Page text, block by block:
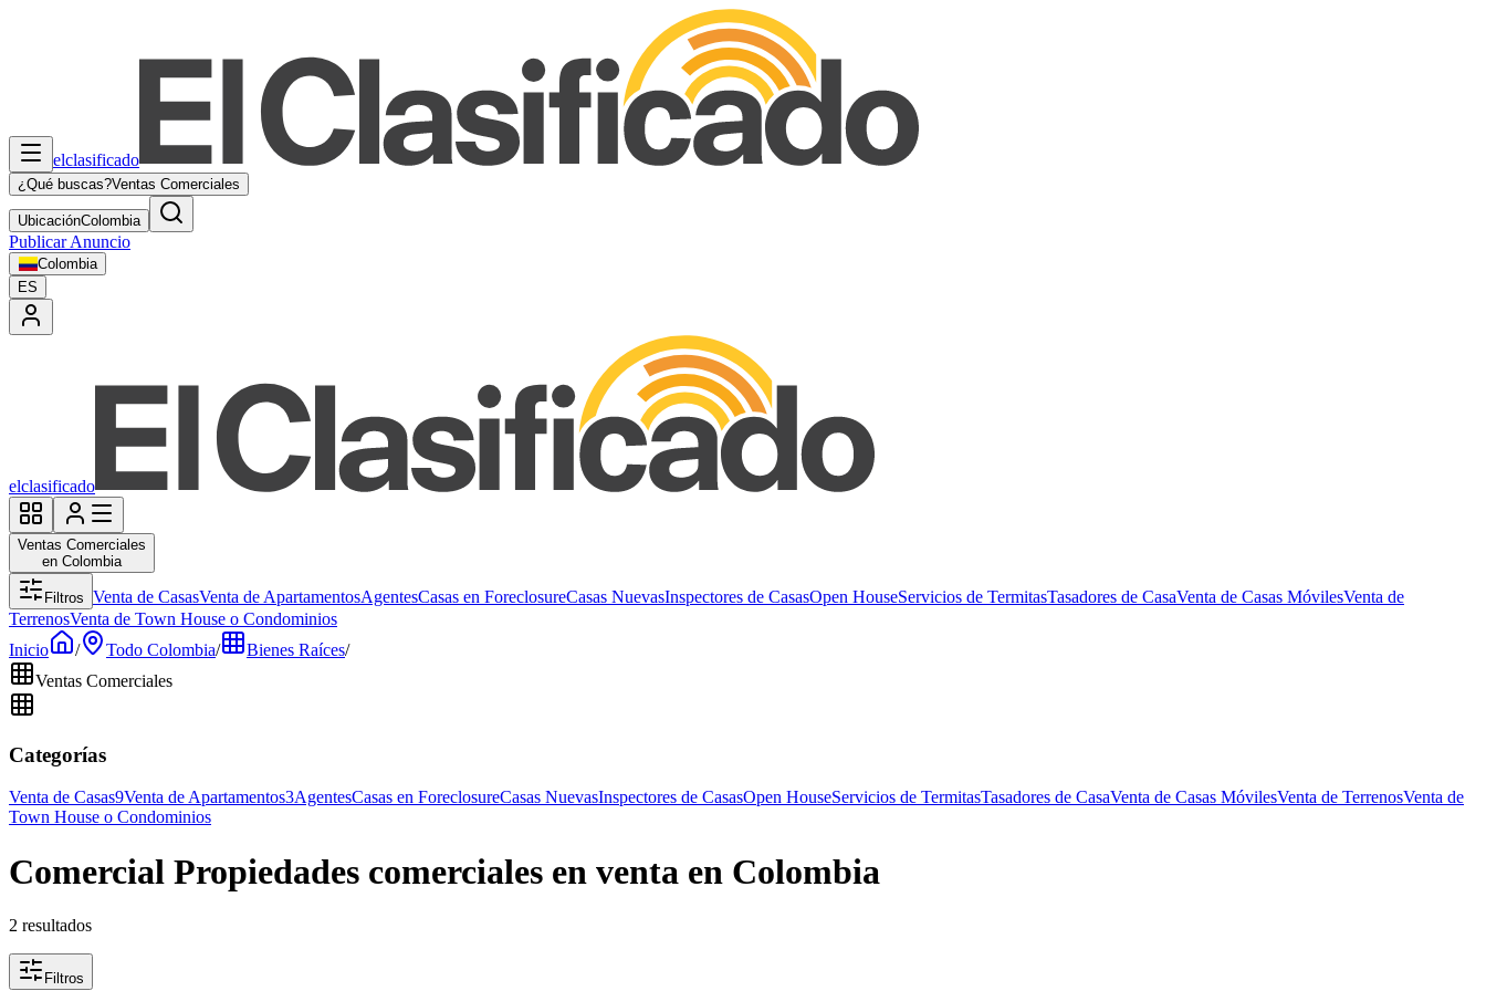
elclasificado
¿Qué buscas?Ventas Comerciales
UbicaciónColombia
Publicar Anuncio
Colombia
ES
elclasificado
Ventas Comerciales
en Colombia
Filtros Venta de CasasVenta de ApartamentosAgentesCasas en ForeclosureCasas NuevasInspectores de CasasOpen HouseServicios de TermitasTasadores de CasaVenta de Casas MóvilesVenta de
TerrenosVenta de Town House o Condominios
Inicio
/ Todo Colombia/ Bienes Raíces/
Ventas Comerciales
Categorías
Venta de Casas9Venta de Apartamentos3AgentesCasas en ForeclosureCasas NuevasInspectores de CasasOpen HouseServicios de TermitasTasadores de CasaVenta de Casas MóvilesVenta de TerrenosVenta de
Town House o Condominios
Comercial Propiedades comerciales en venta en Colombia
2 resultados
Filtros